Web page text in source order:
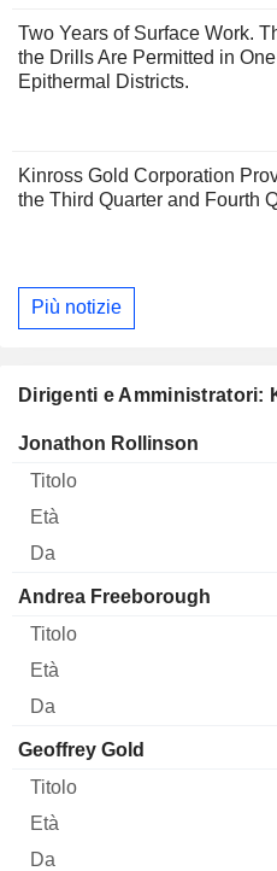
Two Years of Surface Work.
the Drills Are Permitted in
Epithermal Districts.
Kinross Gold Corporation
the Third Quarter and Fourth
Più notizie
Dirigenti e Amministratori:
Manager Titolo Età
Jonathon Rollinson
Andrea Freeborough
Geoffrey Gold